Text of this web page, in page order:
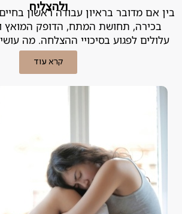
ולהצליח
בין אם מדובר בראיון עבודה ראשון
בכירה, תחושת המתח, הדופק המואץ
עלולים לפגוע בסיכויי ההצלחה. מה
מסביר.
קרא עוד